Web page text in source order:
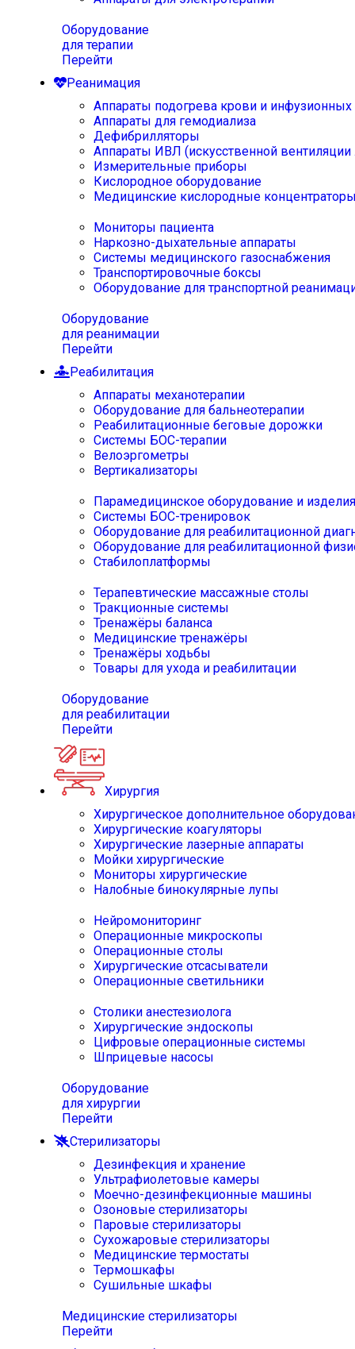
Оборудование
для терапии
Перейти
Реанимация
Аппараты подогрева крови и инфузионных
Аппараты для гемодиализа
Дефибрилляторы
Аппараты ИВЛ (искусственной вентиляции
Измерительные приборы
Кислородное оборудование
Медицинские кислородные
Мониторы пациента
Наркозно-дыхательные аппараты
Системы медицинского газоснабжения
Транспортировочные боксы
Оборудование для транспортной
Оборудование
для реанимации
Перейти
Реабилитация
Аппараты механотерапии
Оборудование для бальнеотерапии
Реабилитационные беговые дорожки
Системы БОС-терапии
Велоэргометры
Вертикализаторы
Парамедицинское оборудование и изделия
Системы БОС-тренировок
Оборудование для реабилитационной
Оборудование для реабилитационной
Стабилоплатформы
Терапевтические массажные столы
Тракционные системы
Тренажёры баланса
Медицинские тренажёры
Тренажёры ходьбы
Товары для ухода и реабилитации
Оборудование
для реабилитации
Перейти
Хирургия
Хирургическое дополнительное
Хирургические коагуляторы
Хирургические лазерные аппараты
Мойки хирургические
Мониторы хирургические
Налобные бинокулярные лупы
Нейромониторинг
Операционные микроскопы
Операционные столы
Хирургические отсасыватели
Операционные светильники
Столики анестезиолога
Хирургические эндоскопы
Цифровые операционные системы
Шприцевые насосы
Оборудование
для хирургии
Перейти
Стерилизаторы
Дезинфекция и хранение
Ультрафиолетовые камеры
Моечно-дезинфекционные машины
Озоновые стерилизаторы
Паровые стерилизаторы
Сухожаровые стерилизаторы
Медицинские термостаты
Термошкафы
Сушильные шкафы
Медицинские стерилизаторы
Перейти